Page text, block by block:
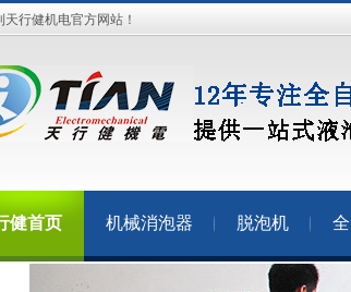
天行健机电官方网站！
健首页 机械消泡器 脱泡机